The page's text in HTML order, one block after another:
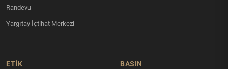
Randevu
Yargıtay İçtihat Merkezi
ETİK BASIN